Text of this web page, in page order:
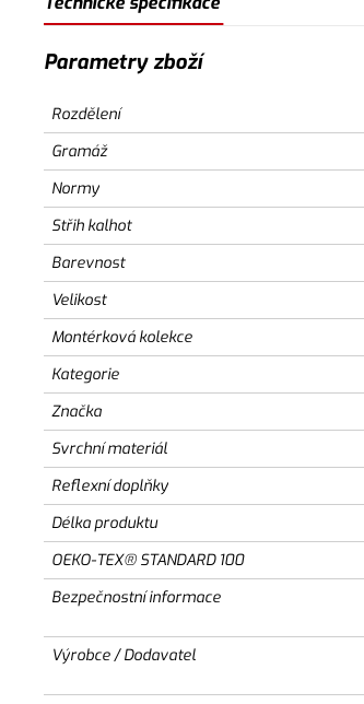
Parametry zboží
Rozdělení
Gramáž
Normy
Střih kalhot
Barevnost
Velikost
Montérková kolekce
Kategorie
Značka
Svrchní materiál
Reflexní doplňky
Délka produktu
OEKO-TEX® STANDARD 100
Bezpečnostní informace
Výrobce / Dodavatel